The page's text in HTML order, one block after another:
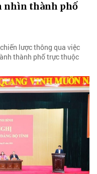
nhìn thành phố
lược thông qua việc
thành phố trực thuộc